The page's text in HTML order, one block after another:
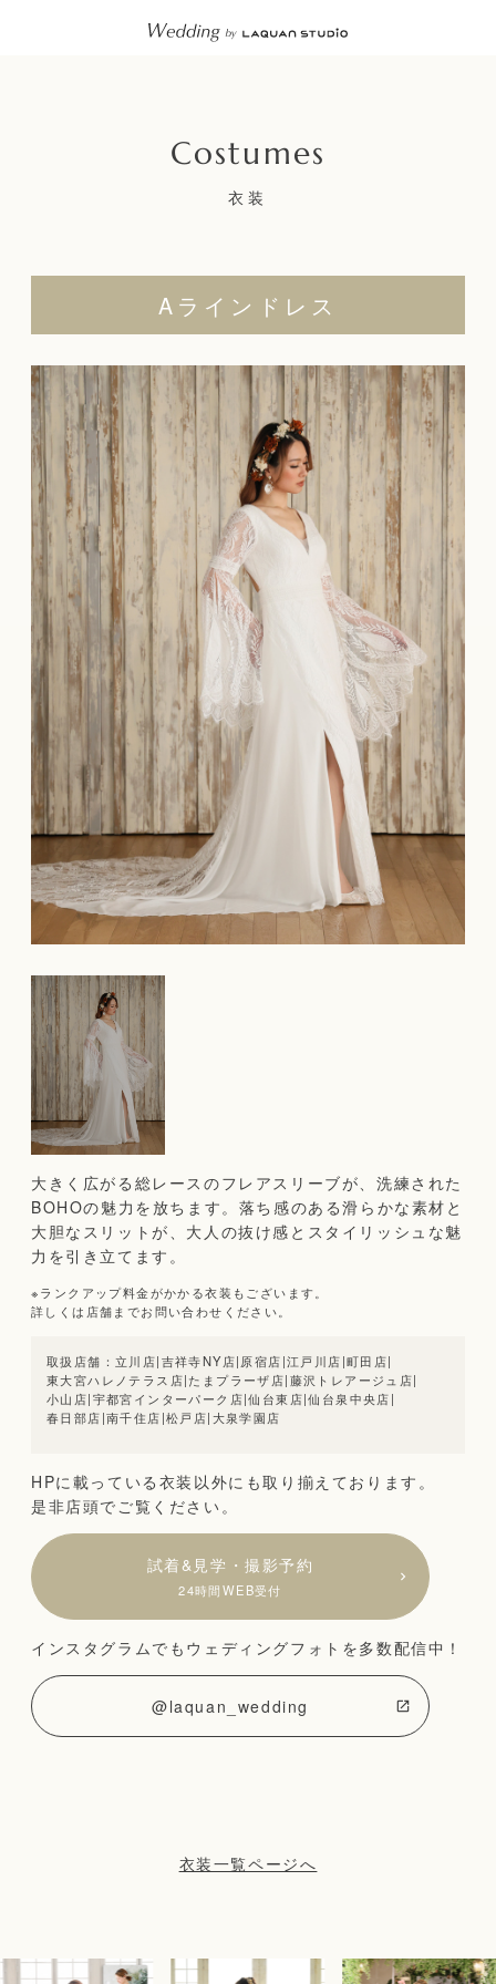
衣装
Aラインドレス
大きく広がる総レースのフレアスリーブが、洗練された
BOHOの魅力を放ちます。落ち感のある滑らかな素材と
大胆なスリットが、大人の抜け感とスタイリッシュな魅
力を引き立てます。
※ランクアップ料金がかかる衣装もございます。
詳しくは店舗までお問い合わせください。
立川店|吉祥寺NY店|原宿店|江戸川店|町田店|
東大宮ハレノテラス店|たまプラーザ店|藤沢トレアージュ店|
小山店|宇都宮インターパーク店|仙台東店|仙台泉中央店|
春日部店|南千住店|松戸店|大泉学園店
HPに載っている衣装以外にも取り揃えております。
是非店頭でご覧ください。
試着&見学・撮影予約
24時間WEB受付
インスタグラムでもウェディングフォトを多数配信中！
@laquan_wedding
衣装一覧ページへ